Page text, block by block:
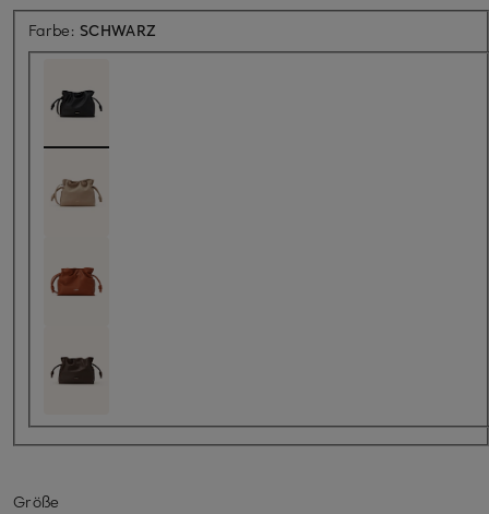
Farbe: SCHWARZ
Größe